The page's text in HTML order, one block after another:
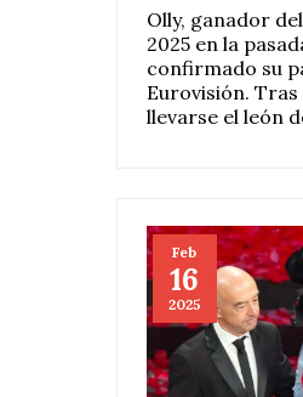
Olly, ganador
2025 en la
confirmado su
Eurovisión.
llevarse el león
Feb
16
2025